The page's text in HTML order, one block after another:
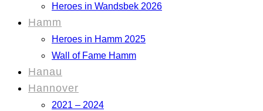
Heroes in Wandsbek 2026
Hamm
Heroes in Hamm 2025
Wall of Fame Hamm
Hanau
Hannover
2021 – 2024